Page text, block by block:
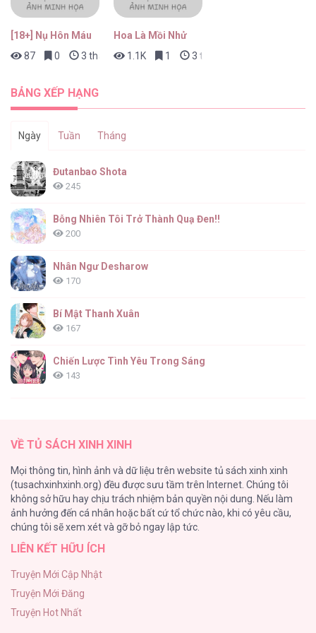
[18+] Nụ Hôn Máu
87
0 3 tháng trước
Hoa Là Mồi Nhử
1.1K
1 3 tháng trước
BẢNG XẾP HẠNG
Ngày Tuần Tháng
Đutanbao Shota
245
Bỗng Nhiên Tôi Trở Thành Quạ Đen!!
200
Nhân Ngư Desharow
170
Bí Mật Thanh Xuân
167
Chiến Lược Tình Yêu Trong Sáng
143
128
Bỏ Quách Chồng Con Đi, Tiền Bạc Mới Là Tất Cả
123
Tình yêu và danh vọng
Tùy Tâm Tùy Ý
105
VỀ TỦ SÁCH XINH XINH
Mọi thông tin, hình ảnh và dữ liệu trên website tủ sách xinh xinh
(tusachxinhxinh.org) đều được sưu tầm trên Internet. Chúng tôi
không sở hữu hay chịu trách nhiệm bản quyền nội dung. Nếu làm
ảnh hưởng đến cá nhân hoặc bất cứ tổ chức nào, khi có yêu cầu,
chúng tôi sẽ xem xét và gỡ bỏ ngay lập tức.
LIÊN KẾT HỮU ÍCH
Truyện Mới Cập Nhật
Truyện Mới Đăng
Truyện Hot Nhất